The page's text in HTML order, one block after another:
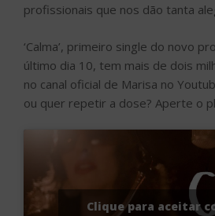
profissionais que nos dão tanta
‘Calma’, primeiro single do novo
último dia 10, tem mais de dois
no canal oficial de Marisa no
ou quer repetir a dose? Aperte o
Clique para aceitar